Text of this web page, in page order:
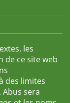
les
de ce site web
des limites
sera